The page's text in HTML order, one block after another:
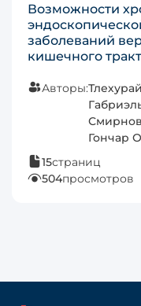
Возможности
заболеваний
кишечного
Авторы:
Гончар
15страниц
504просмотров